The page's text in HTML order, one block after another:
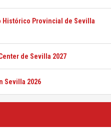
Histórico Provincial de Sevilla
de Sevilla 2027
Sevilla 2026